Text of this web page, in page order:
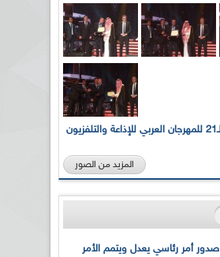
بالصور... الدورة الـ21 للمهرجان العربي للإذاعة والتلفزيون
المزيد من الصور
صدور أمر رئاسي يعدل ويتمم الأمر